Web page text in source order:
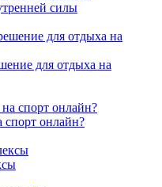
силы
для отдыха на
спорт онлайн?